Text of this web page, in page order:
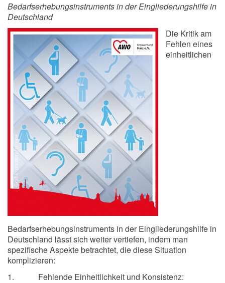
Bedarfserhebungsinstruments in der Eingliederungshilfe in
Deutschland
Die Kritik am
Fehlen eines
einheitlichen
Bedarfserhebungsinstruments in der Eingliederungshilfe in
Deutschland lässt sich weiter vertiefen, indem man
spezifische Aspekte betrachtet, die diese Situation
komplizieren:
1. Fehlende Einheitlichkeit und Konsistenz: